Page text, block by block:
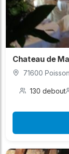
Chateau de
71600 Poisson
130 debout